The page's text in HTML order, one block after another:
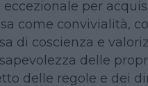
per
come convivialità,
di coscienza e
delle
delle regole e dei